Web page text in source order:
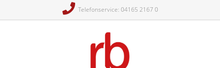
Telefonservice: 04165 2167 0